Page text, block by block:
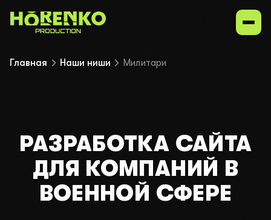
Портфолио
Контакты
Главная Наши ниши Милитари
РАЗРАБОТКА САЙТА
ДЛЯ КОМПАНИЙ В
ВОЕННОЙ СФЕРЕ